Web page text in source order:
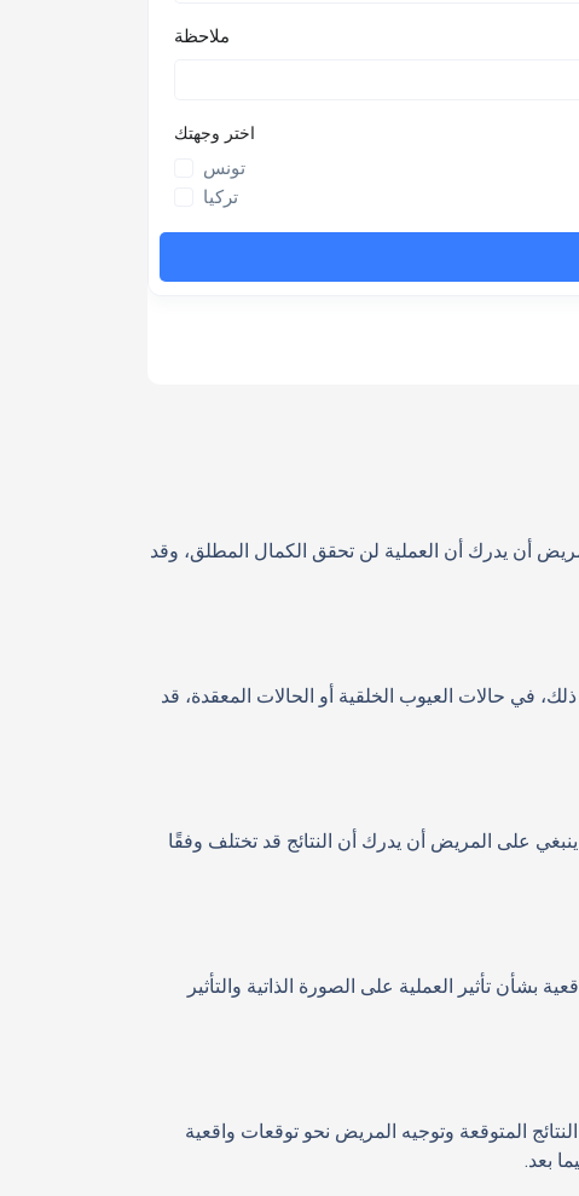
أن يدرك أن العملية لن تحقق الكمال المطلق، وقد
في حالات العيوب الخلقية أو الحالات المعقدة، قد
على المريض أن يدرك أن النتائج قد تختلف وفقًا
بشأن تأثير العملية على الصورة الذاتية والتأثير
المتوقعة وتوجيه المريض نحو توقعات واقعية
بعد.